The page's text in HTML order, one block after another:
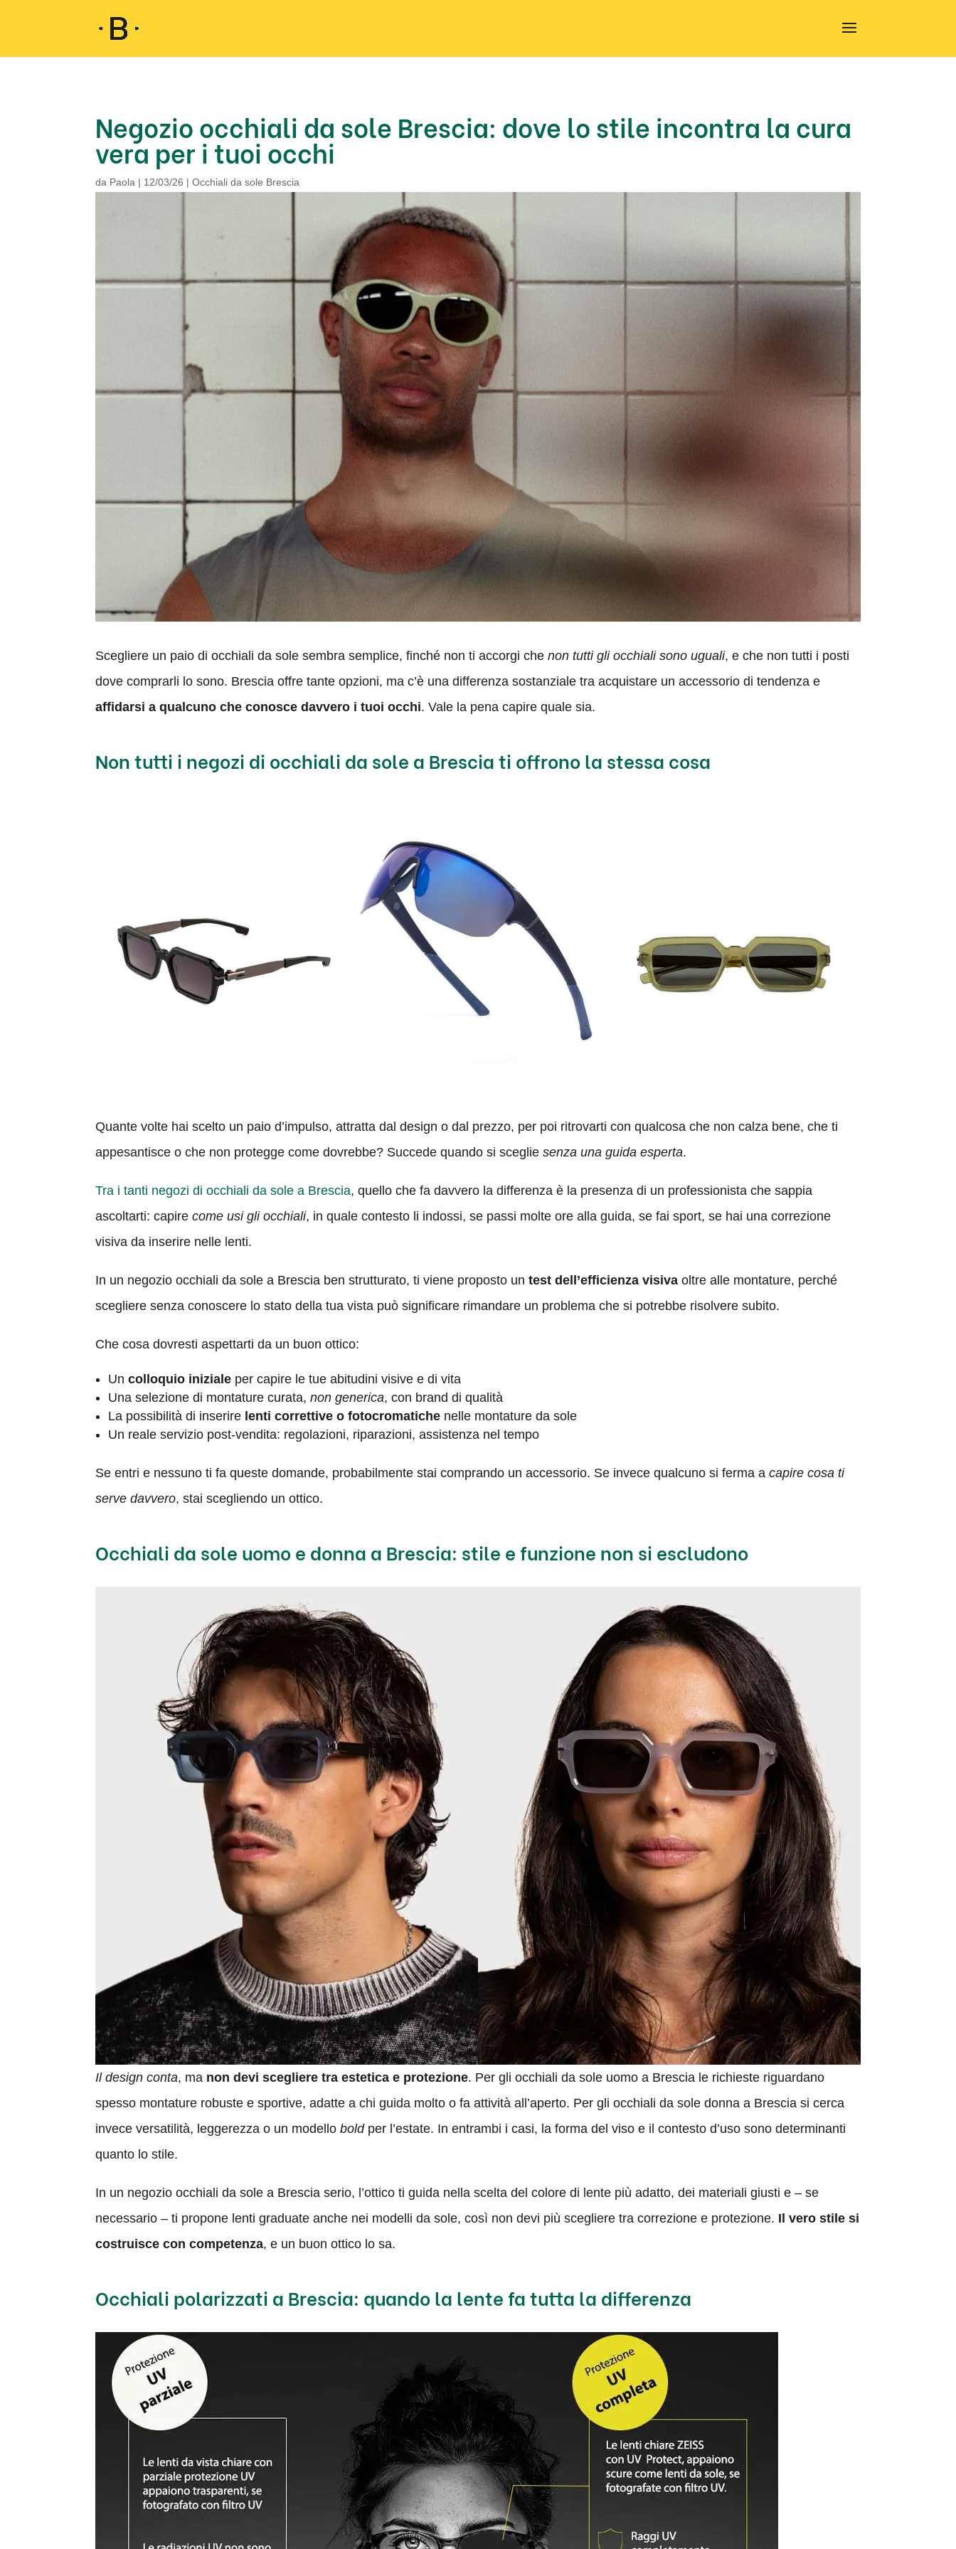
Negozio occhiali da sole Brescia: dove lo stile incontra la cura
vera per i tuoi occhi
da Paola | 12/03/26 |Occhiali da sole Brescia
Scegliere un paio di occhiali da sole sembra semplice, finché non ti accorgi chenon tutti gli occhiali sono uguali, e che non tutti i posti
dove comprarli lo sono. Brescia offre tante opzioni, ma c’è una differenza sostanziale tra acquistare un accessorio di tendenza e
affidarsi a qualcuno che conosce davvero i tuoi occhi. Vale la pena capire quale sia.
Non tutti i negozi di occhiali da sole a Brescia ti offrono la stessa cosa
Quante volte hai scelto un paio d’impulso, attratta dal design o dal prezzo, per poi ritrovarti con qualcosa che non calza bene, che ti
appesantisce o che non protegge come dovrebbe? Succede quando si scegliesenza una guida esperta.
Tra i tanti negozi di occhiali da sole a Brescia, quello che fa davvero la differenza è la presenza di un professionista che sappia
ascoltarti: capirecome usi gli occhiali, in quale contesto li indossi, se passi molte ore alla guida, se fai sport, se hai una correzione
visiva da inserire nelle lenti.
In un negozio occhiali da sole a Brescia ben strutturato, ti viene proposto untest dell’efficienza visiva oltre alle montature, perché
scegliere senza conoscere lo stato della tua vista può significare rimandare un problema che si potrebbe risolvere subito.
Che cosa dovresti aspettarti da un buon ottico:
Uncolloquio iniziale per capire le tue abitudini visive e di vita
Una selezione di montature curata,non generica, con brand di qualità
La possibilità di inserire lenti correttive o fotocromatiche nelle montature da sole
Un reale servizio post-vendita: regolazioni, riparazioni, assistenza nel tempo
Se entri e nessuno ti fa queste domande, probabilmente stai comprando un accessorio. Se invece qualcuno si ferma acapire cosa ti
serve davvero, stai scegliendo un ottico.
Occhiali da sole uomo e donna a Brescia: stile e funzione non si escludono
Il design conta, ma non devi scegliere tra estetica e protezione. Per gli occhiali da sole uomo a Brescia le richieste riguardano
spesso montature robuste e sportive, adatte a chi guida molto o fa attività all’aperto. Per gli occhiali da sole donna a Brescia si cerca
invece versatilità, leggerezza o un modelloboldper l’estate. In entrambi i casi, la forma del viso e il contesto d’uso sono determinanti
quanto lo stile.
In un negozio occhiali da sole a Brescia serio, l’ottico ti guida nella scelta del colore di lente più adatto, dei materiali giusti e – se
necessario – ti propone lenti graduate anche nei modelli da sole, così non devi più scegliere tra correzione e protezione. Il vero stile si
costruisce con competenza, e un buon ottico lo sa.
Occhiali polarizzati a Brescia: quando la lente fa tutta la differenza